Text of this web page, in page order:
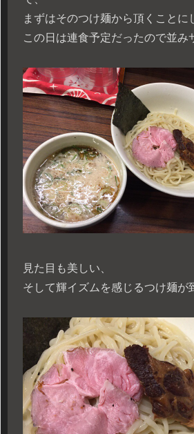
まずはそのつけ麺から頂くことに
この日は連食予定だったので並み
見た目も美しい、
そして輝イズムを感じるつけ麺が